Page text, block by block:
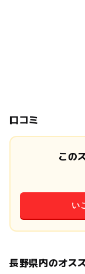
口コミ
この
い
長野県内のオス